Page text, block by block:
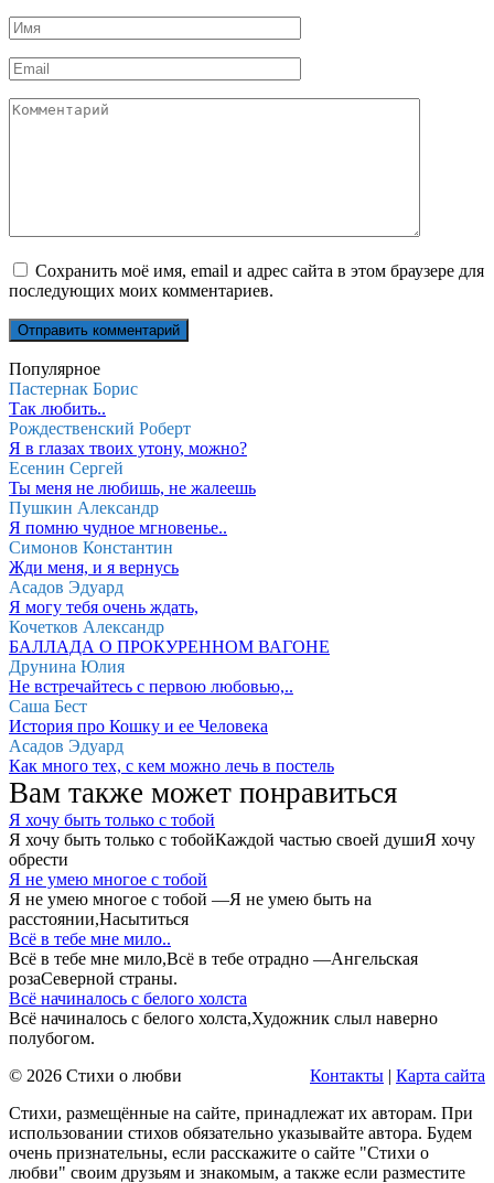
Имя
Email
Комментарий
Сохранить моё имя, email и адрес сайта в этом браузере для
последующих моих комментариев.
Популярное
Пастернак Борис
Так любить..
Рождественский Роберт
Я в глазах твоих утону, можно?
Есенин Сергей
Ты меня не любишь, не жалеешь
Пушкин Александр
Я помню чудное мгновенье..
Симонов Константин
Жди меня, и я вернусь
Асадов Эдуард
Я могу тебя очень ждать,
Кочетков Александр
БАЛЛАДА О ПРОКУРЕННОМ ВАГОНЕ
Друнина Юлия
Не встречайтесь с первою любовью,..
Саша Бест
История про Кошку и ее Человека
Асадов Эдуард
Как много тех, с кем можно лечь в постель
Вам также может понравиться
Я хочу быть только с тобой
Я хочу быть только с тобойКаждой частью своей душиЯ хочу
обрести
Я не умею многое с тобой
Я не умею многое с тобой —Я не умею быть на
расстоянии,Насытиться
Всё в тебе мне мило..
Всё в тебе мне мило,Всё в тебе отрадно —Ангельская
розаСеверной страны.
Всё начиналось с белого холста
Всё начиналось с белого холста,Художник слыл наверно
полубогом.
© 2026 Стихи о любви
Контакты | Карта сайта
Стихи, размещённые на сайте, принадлежат их авторам. При
использовании стихов обязательно указывайте автора. Будем
очень признательны, если расскажите о сайте "Стихи о
любви" своим друзьям и знакомым, а также если разместите